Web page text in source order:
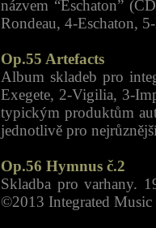
názvem “Eschaton”
Rondeau, 4-Eschaton,
Op.55 Artefacts
Album skladeb pro
Exegete, 2-Vigilia, 3-
typickým produktům
jednotlivě pro
Op.56 Hymnus č.2
Skladba pro varhany.
©2013 Integrated Music